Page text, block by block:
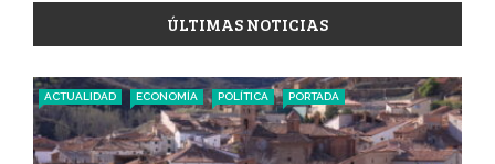
ÚLTIMAS NOTICIAS
ACTUALIDAD ECONOMÍA POLÍTICA PORTADA